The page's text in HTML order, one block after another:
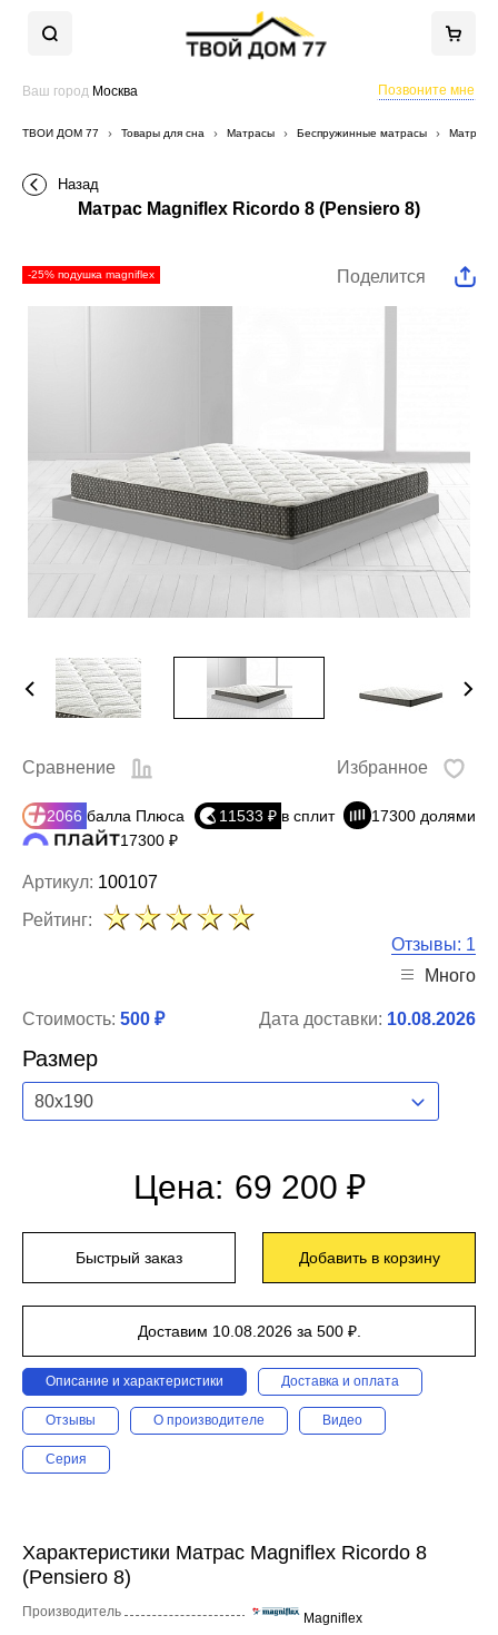
Ваш город Москва Позвоните мне
ТВОЙ ДОМ 77 Товары для сна Матрасы Беспружинные матрасы Матрас
Назад
Матрас Magniflex Ricordo 8 (Pensiero 8)
-25% подушка magniflex Поделится
Артикул: 100107
Сравнение Избранное
2066 балла Плюса 11533 ₽ в сплит
17300 долями
17300 ₽
Рейтинг:
Отзывы: 1
Много
Стоимость: 500 ₽ Дата доставки: 10.08.2026
Размер
80x190
Цена: 69 200 ₽
Быстрый заказ Добавить в корзину
Доставим 10.08.2026 за 500 ₽.
Описание и характеристики Доставка и оплата
Отзывы О производителе Видео
Серия
Характеристики Матрас Magniflex Ricordo 8
(Pensiero 8)
Производитель Magniflex